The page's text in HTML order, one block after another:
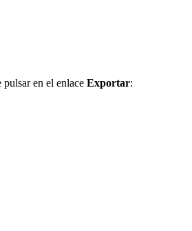
pulsar en el enlace Exportar: